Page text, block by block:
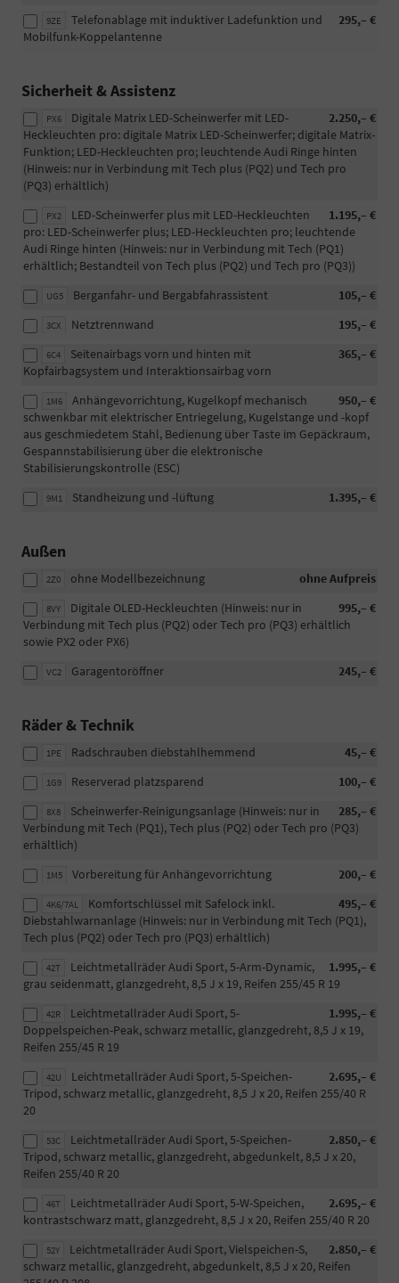
9ZE 295,– €
Telefonablage mit induktiver Ladefunktion und
Mobilfunk-Koppelantenne
Sicherheit & Assistenz
PX6 2.250,– €
Digitale Matrix LED-Scheinwerfer mit LED-
Heckleuchten pro: digitale Matrix LED-Scheinwerfer; digitale Matrix-
Funktion; LED-Heckleuchten pro; leuchtende Audi Ringe hinten
(Hinweis: nur in Verbindung mit Tech plus (PQ2) und Tech pro
(PQ3) erhältlich)
PX2 1.195,– €
LED-Scheinwerfer plus mit LED-Heckleuchten
pro: LED-Scheinwerfer plus; LED-Heckleuchten pro; leuchtende
Audi Ringe hinten (Hinweis: nur in Verbindung mit Tech (PQ1)
erhältlich; Bestandteil von Tech plus (PQ2) und Tech pro (PQ3))
UG5 105,– €
Berganfahr- und Bergabfahrassistent
3CX 195,– €
Netztrennwand
6C4 365,– €
Seitenairbags vorn und hinten mit
Kopfairbagsystem und Interaktionsairbag vorn
1M6 950,– €
Anhängevorrichtung, Kugelkopf mechanisch
schwenkbar mit elektrischer Entriegelung, Kugelstange und -kopf
aus geschmiedetem Stahl, Bedienung über Taste im Gepäckraum,
Gespannstabilisierung über die elektronische
Stabilisierungskontrolle (ESC)
9M1 1.395,– €
Standheizung und -lüftung
Außen
2Z0 ohne Aufpreis
ohne Modellbezeichnung
8VY 995,– €
Digitale OLED-Heckleuchten (Hinweis: nur in
Verbindung mit Tech plus (PQ2) oder Tech pro (PQ3) erhältlich
sowie PX2 oder PX6)
VC2 245,– €
Garagentoröffner
Räder & Technik
1PE 45,– €
Radschrauben diebstahlhemmend
1G9 100,– €
Reserverad platzsparend
8X8 285,– €
Scheinwerfer-Reinigungsanlage (Hinweis: nur in
Verbindung mit Tech (PQ1), Tech plus (PQ2) oder Tech pro (PQ3)
erhältlich)
1M5 200,– €
Vorbereitung für Anhängevorrichtung
4K6/7AL 495,– €
Komfortschlüssel mit Safelock inkl.
Diebstahlwarnanlage (Hinweis: nur in Verbindung mit Tech (PQ1),
Tech plus (PQ2) oder Tech pro (PQ3) erhältlich)
42T 1.995,– €
Leichtmetallräder Audi Sport, 5-Arm-Dynamic,
grau seidenmatt, glanzgedreht, 8,5 J x 19, Reifen 255/45 R 19
42R 1.995,– €
Leichtmetallräder Audi Sport, 5-
Doppelspeichen-Peak, schwarz metallic, glanzgedreht, 8,5 J x 19,
Reifen 255/45 R 19
42U 2.695,– €
Leichtmetallräder Audi Sport, 5-Speichen-
Tripod, schwarz metallic, glanzgedreht, 8,5 J x 20, Reifen 255/40 R
20
53C 2.850,– €
Leichtmetallräder Audi Sport, 5-Speichen-
Tripod, schwarz metallic, glanzgedreht, abgedunkelt, 8,5 J x 20,
Reifen 255/40 R 20
46T 2.695,– €
Leichtmetallräder Audi Sport, 5-W-Speichen,
kontrastschwarz matt, glanzgedreht, 8,5 J x 20, Reifen 255/40 R 20
52Y 2.850,– €
Leichtmetallräder Audi Sport, Vielspeichen-S,
schwarz metallic, glanzgedreht, abgedunkelt, 8,5 J x 20, Reifen